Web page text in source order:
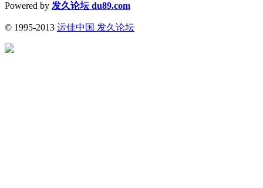
Powered by 发久论坛 du89.com
© 1995-2013 运佳中国 发久论坛